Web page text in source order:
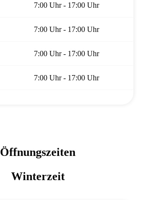
7:00 Uhr - 17:00 Uhr
7:00 Uhr - 17:00 Uhr
7:00 Uhr - 17:00 Uhr
7:00 Uhr - 17:00 Uhr
Öffnungszeiten
Winterzeit